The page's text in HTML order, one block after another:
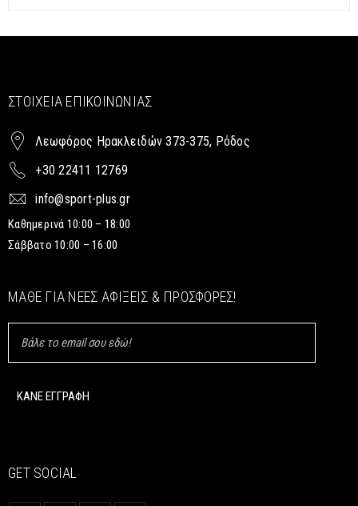
ΣΤΟΙΧΕΊΑ ΕΠΙΚΟΙΝΩΝΊΑΣ
Λεωφόρος Ηρακλειδών 373-375, Ρόδος
+30 22411 12769
info@sport-plus.gr
Καθημερινά 10:00 – 18:00
Σάββατο 10:00 – 16:00
ΜΆΘΕ ΓΙΑ ΝΈΕΣ ΑΦΊΞΕΙΣ & ΠΡΟΣΦΟΡΈΣ!
GET SOCIAL